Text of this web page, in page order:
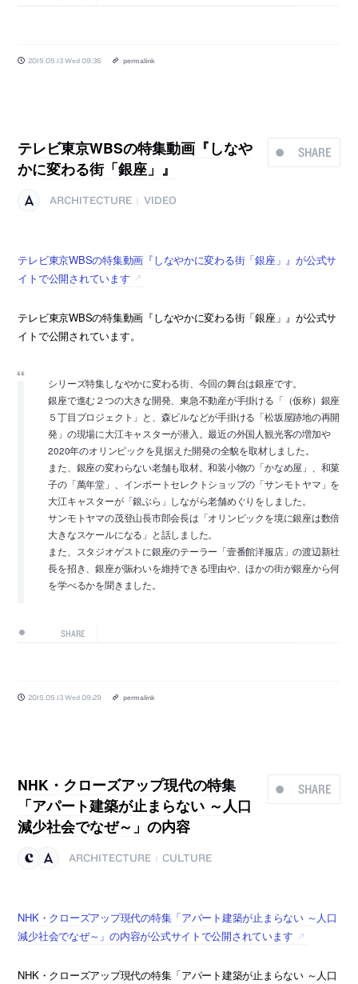
2015.05.13 Wed 09:36 permalink
SHARE
テレビ東京WBSの特集動画『しなや
かに変わる街「銀座」』
ARCHITECTURE VIDEO
テレビ東京WBSの特集動画『しなやかに変わる街「銀座」』が公式サ
イトで公開されています
テレビ東京WBSの特集動画『しなやかに変わる街「銀座」』が公式サ
イトで公開されています。
シリーズ特集しなやかに変わる街、今回の舞台は銀座です。
銀座で進む２つの大きな開発、東急不動産が手掛ける「（仮称）銀座
５丁目プロジェクト」と、森ビルなどが手掛ける「松坂屋跡地の再開
発」の現場に大江キャスターが潜入。最近の外国人観光客の増加や
2020年のオリンピックを見据えた開発の全貌を取材しました。
また、銀座の変わらない老舗も取材。和装小物の「かなめ屋」、和菓
子の「萬年堂」、インポートセレクトショップの「サンモトヤマ」を
大江キャスターが「銀ぶら」しながら老舗めぐりをしました。
サンモトヤマの茂登山長市郎会長は「オリンピックを境に銀座は数倍
大きなスケールになる」と話しました。
また、スタジオゲストに銀座のテーラー「壹番館洋服店」の渡辺新社
長を招き、銀座が賑わいを維持できる理由や、ほかの街が銀座から何
を学べるかを聞きました。
SHARE
2015.05.13 Wed 09:29 permalink
SHARE
NHK・クローズアップ現代の特集
「アパート建築が止まらない ～人口
減少社会でなぜ～」の内容
ARCHITECTURE CULTURE
NHK・クローズアップ現代の特集「アパート建築が止まらない ～人口
減少社会でなぜ～」の内容が公式サイトで公開されています
NHK・クローズアップ現代の特集「アパート建築が止まらない ～人口